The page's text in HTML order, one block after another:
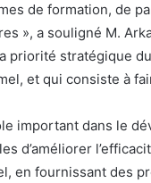
de formation, de
», a souligné M.
priorité stratégique
et qui consiste à
important dans le
d’améliorer
en fournissant des